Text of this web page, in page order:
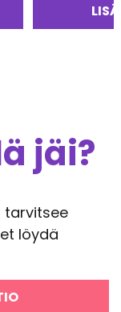
jäi?
tarvitsee
löydä